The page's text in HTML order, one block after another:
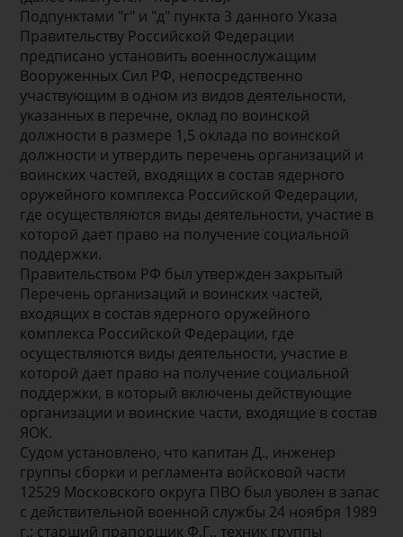
Подпунктами "г" и "д" пункта 3 данного Указа
Правительству Российской Федерации
предписано установить военнослужащим
Вооруженных Сил РФ, непосредственно
участвующим в одном из видов деятельности,
указанных в перечне, оклад по воинской
должности в размере 1,5 оклада по воинской
должности и утвердить перечень организаций и
воинских частей, входящих в состав ядерного
оружейного комплекса Российской Федерации,
где осуществляются виды деятельности, участие в
которой дает право на получение социальной
поддержки.
Правительством РФ был утвержден закрытый
Перечень организаций и воинских частей,
входящих в состав ядерного оружейного
комплекса Российской Федерации, где
осуществляются виды деятельности, участие в
которой дает право на получение социальной
поддержки, в который включены действующие
организации и воинские части, входящие в состав
ЯОК.
Судом установлено, что капитан Д., инженер
группы сборки и регламента войсковой части
12529 Московского округа ПВО был уволен в запас
с действительной военной службы 24 ноября 1989
г.; старший прапорщик Ф.Г., техник группы